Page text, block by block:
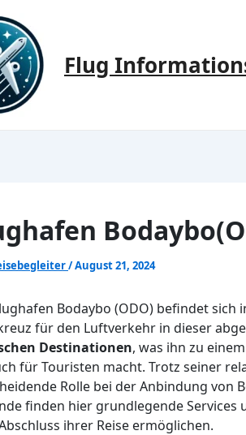
Flug
/August 21, 2024
Bodaybo (ODO) befindet
für den Luftverkehr in dieser
Destinationen, was ihn zu
für Touristen macht. Trotz seiner
Rolle bei der Anbindung von
finden hier grundlegende
ihrer Reise ermöglichen.